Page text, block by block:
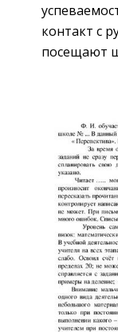
контакт с
посещают